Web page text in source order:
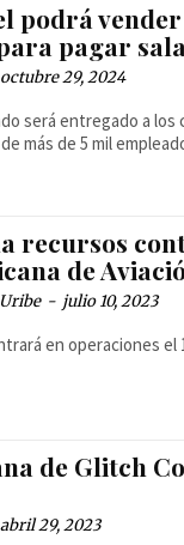
podrá
pagar
octubre 29, 2024
será entregado a
más de 5 mil
recursos
de
- julio 10, 2023
en operaciones
de Glitch
abril 29, 2023